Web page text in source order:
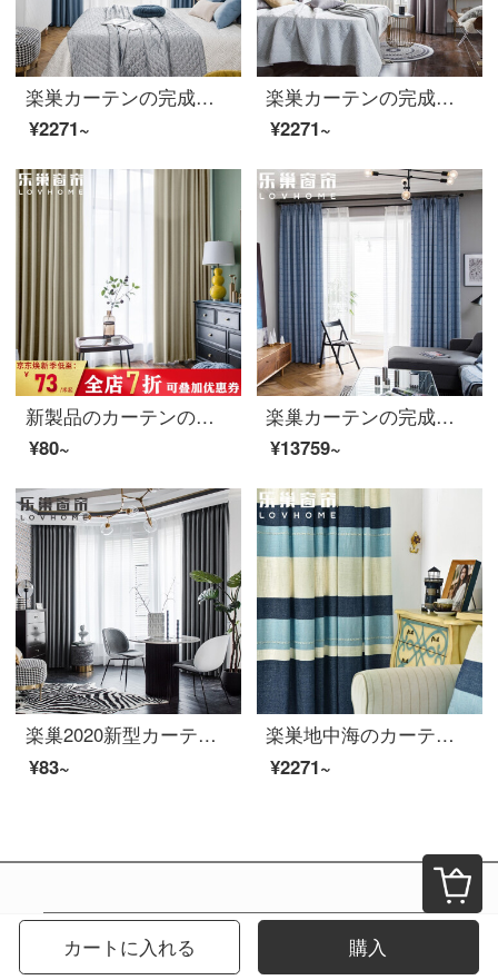
楽巣カーテンの完成品はフル遮光して厚いカーテンを敷いて、北欧の遮光遮音カーテンのフック穴を作って、再彫時間は浅湖藍-95%遮光して、幅1メートルです。
¥2271~
楽巣カーテンの完成品は全部遮光しました。厚いカーテンを敷いて、現代簡単に北欧環境保護の遮音室の寝室にカーテンを揺らします。フックはバートンバートンです。灰色の幅1メートルです。
¥2271~
新製品のカーテンの完成品は全部遮光しました。厚いカーテンを敷いて、北欧の日よけカーテンを簡単に作ってください。寝室のリビングルームの穴を開けてください。
¥80~
楽巢カーテンの完成品の遮光に厚いカーテン布を使って、現代の寝室のリビングルームのジャカードカーテンのフックをカスタマイズします。西界モネブルー3.5 m幅*2.6 m高*2枚(フック式)
¥13759~
楽巢2020新型カーテン製品のフル遮光に厚いカーテン布丹麦尼現代簡単寝室のリビングカーテンフック穴を設けて海拉瓦灰をカスタマイズします。99%遮光0.1 mで撮ろうとします。遮光布は含みません。
¥83~
楽巣地中海のカーテンの完成品の遮光に厚いカーテンを敷いて、簡単に現代の寝室のリビングルームでは麻提花の純色のカーテンをまねて、秋の印象をカスタマイズします。
¥2271~
カートに入れる 購入
2026年8月